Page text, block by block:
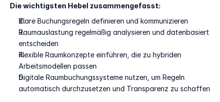
Die wichtigsten Hebel zusammengefasst:
Klare Buchungsregeln definieren und kommunizieren
Raumauslastung regelmäßig analysieren und datenbasiert
entscheiden
Flexible Raumkonzepte einführen, die zu hybriden
Arbeitsmodellen passen
Digitale Raumbuchungssysteme nutzen, um Regeln
automatisch durchzusetzen und Transparenz zu schaffen